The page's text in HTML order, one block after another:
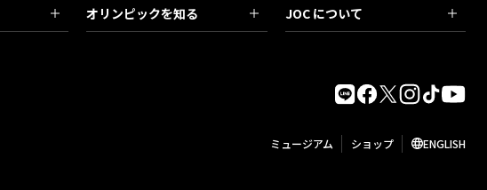
オリンピックを知る JOC について
ミュージアム ショップ ENGLISH